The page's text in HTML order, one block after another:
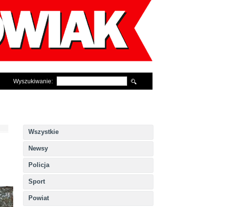
Wyszukiwanie:
Wszystkie
Newsy
Policja
Sport
Powiat